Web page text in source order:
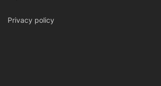
Privacy policy